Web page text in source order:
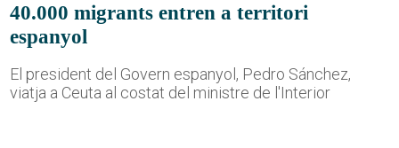
40.000 migrants entren a territori
espanyol
El president del Govern espanyol, Pedro Sánchez,
viatja a Ceuta al costat del ministre de l'Interior